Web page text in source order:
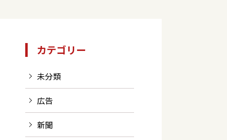
カテゴリー
未分類
広告
新聞